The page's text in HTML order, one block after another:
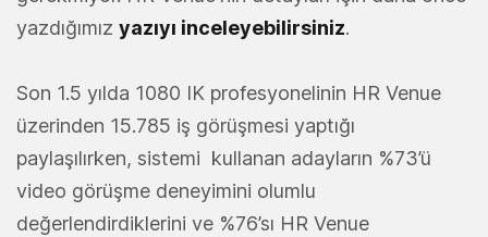
yazdığımız yazıyı inceleyebilirsiniz.
Son 1.5 yılda 1080 IK profesyonelinin HR Venue
üzerinden 15.785 iş görüşmesi yaptığı
paylaşılırken, sistemi kullanan adayların %73’ü
video görüşme deneyimini olumlu
değerlendirdiklerini ve %76’sı HR Venue